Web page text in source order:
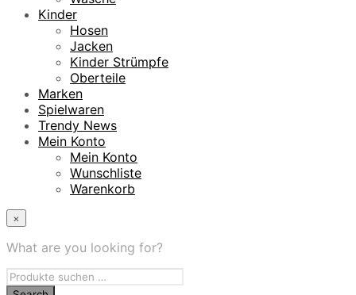
Kinder
Hosen
Jacken
Kinder Strümpfe
Oberteile
Marken
Spielwaren
Trendy News
Mein Konto
Mein Konto
Wunschliste
Warenkorb
×
What are you looking for?